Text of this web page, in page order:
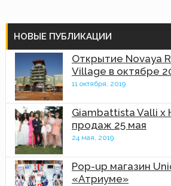
НОВЫЕ ПУБЛИКАЦИИ
Открытие Novaya
Village в октябре
11 октября, 2019
Giambattista Valli x
продаж 25 мая
24 мая, 2019
Pop-up магазин
«Атриуме»